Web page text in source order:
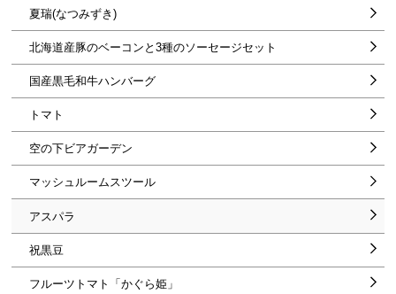
夏瑞(なつみずき)
北海道産豚のベーコンと3種のソーセージセット
国産黒毛和牛ハンバーグ
トマト
空の下ビアガーデン
マッシュルームスツール
アスパラ
祝黒豆
フルーツトマト「かぐら姫」